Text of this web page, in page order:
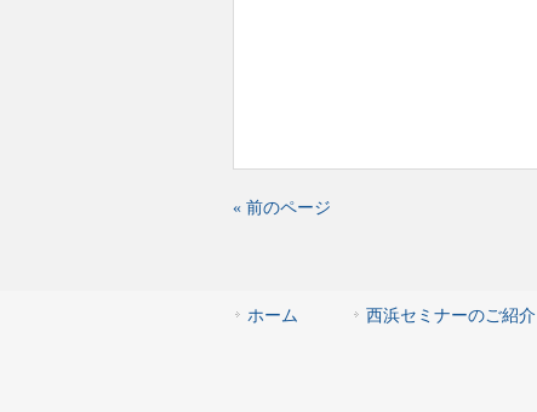
« 前のページ
ホーム 西浜セミナーのご紹介